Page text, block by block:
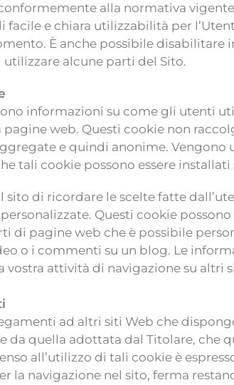
conformemente alla normativa
facile e chiara utilizzabilità per
È anche possibile
alcune parti del Sito.
informazioni su come gli utenti
pagine web. Questi cookie non
e quindi anonime.
tali cookie possono essere
sito di ricordare le scelte fatte
Questi cookie
di pagine web che è possibile
o i commenti su un blog. Le
vostra attività di navigazione su altri
ad altri siti Web che
da quella adottata dal Titolare, che
all’utilizzo di tali cookie è
la navigazione nel sito, ferma